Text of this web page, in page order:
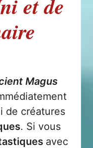
et de
Magus
de créatures
. Si vous
avec